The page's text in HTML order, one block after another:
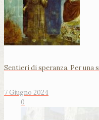
Sentieri di speranza. Per
7 Giugno 2024
0